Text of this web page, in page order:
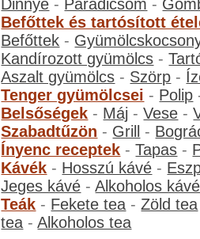
Dinnye - Paradicsom -
Befőttek és tartósított
Befőttek -
Kandírozott gyümölcs -
Aszalt gyümölcs - Szörp -
Tenger gyümölcsei - Polip
Belsőségek - Máj -Vese -
Szabadtűzön - Grill -
Ínyenc receptek -Tapas -
Kávék - Hosszú kávé -
Jeges kávé -Alkoholos kávé
Teák - Fekete tea -Zöld tea
tea -Alkoholos tea